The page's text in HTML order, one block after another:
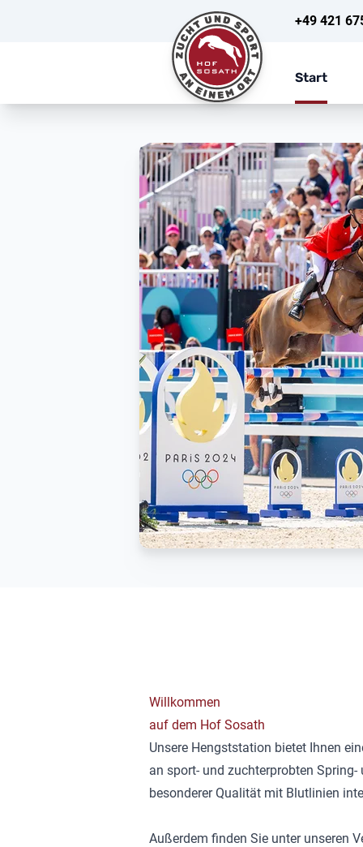
+49 421
Start
Willkommen
auf dem Hof Sosath
Unsere Hengststation bietet Ihnen
an sport- und zuchterprobten Spring-
besonderer Qualität mit Blutlinien
Außerdem finden Sie unter unseren